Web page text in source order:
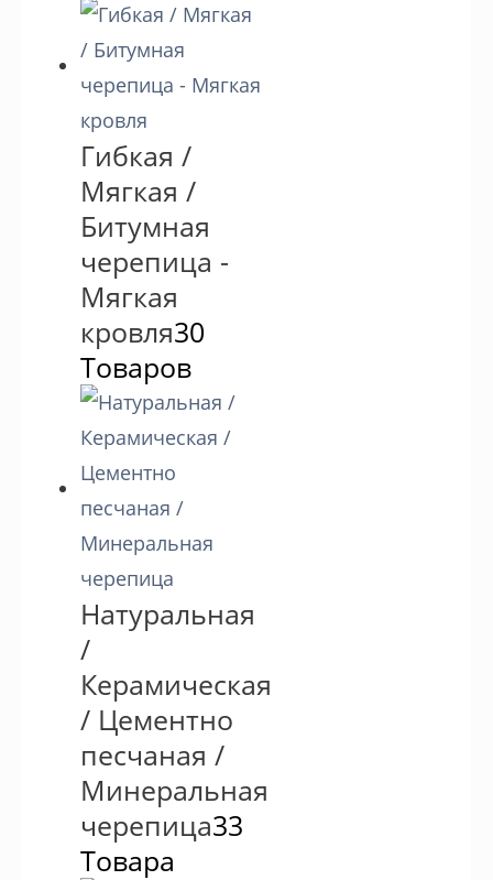
Гибкая /
Мягкая /
Битумная
черепица -
Мягкая
кровля30
Товаров
Натуральная
/
Керамическая
/ Цементно
песчаная /
Минеральная
черепица33
Товара